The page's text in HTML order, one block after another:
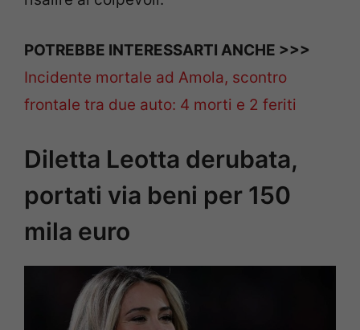
POTREBBE INTERESSARTI ANCHE >>>
Incidente mortale ad Amola, scontro
frontale tra due auto: 4 morti e 2 feriti
Diletta Leotta derubata,
portati via beni per 150
mila euro